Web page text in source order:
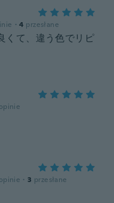
· 4 przesłane
くて、違う色でリピ
opinie
opinie · 3 przesłane